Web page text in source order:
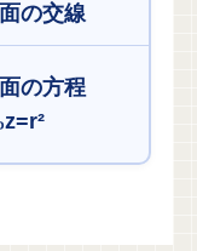
の交線
の方程